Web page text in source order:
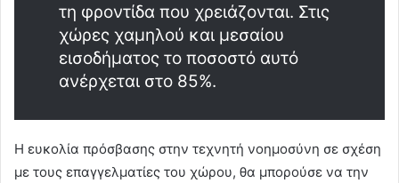
τη φροντίδα που χρειάζονται. Στις
χώρες χαμηλού και μεσαίου
εισοδήματος το ποσοστό αυτό
ανέρχεται στο 85%.
H ευκολία πρόσβασης στην τεχνητή νοημοσύνη σε σχέση
με τους επαγγελματίες του χώρου, θα μπορούσε να την